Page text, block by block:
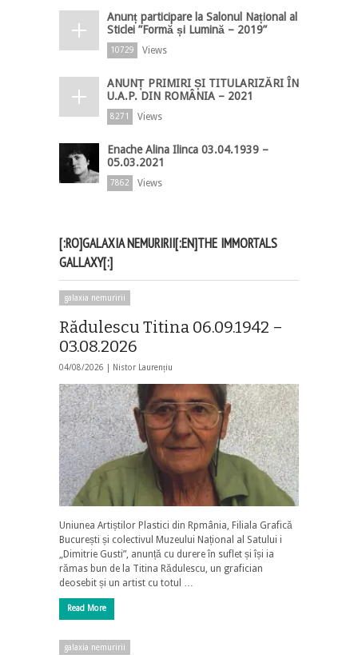
Anunț participare la Salonul Național al
Sticlei ”Formă și Lumină – 2019”
10729 Views
ANUNȚ PRIMIRI ȘI TITULARIZĂRI ÎN
U.A.P. DIN ROMÂNIA – 2021
8271 Views
Enache Alina Ilinca 03.04.1939 –
05.03.2021
7862 Views
[:RO]GALAXIA NEMURIRII[:EN]THE IMMORTALS
GALLAXY[:]
galaxia nemuririi
Rădulescu Titina 06.09.1942 –
03.08.2026
04/08/2026 | Nistor Laurențiu
Uniunea Artiștilor Plastici din Rpmânia, Filiala Grafică
București și colectivul Muzeului Național al Satului i
„Dimitrie Gusti”, anunță cu durere în suflet și își ia
rămas bun de la Titina Rădulescu, un grafician
deosebit și un artist cu totul …
Read More
galaxia nemuririi